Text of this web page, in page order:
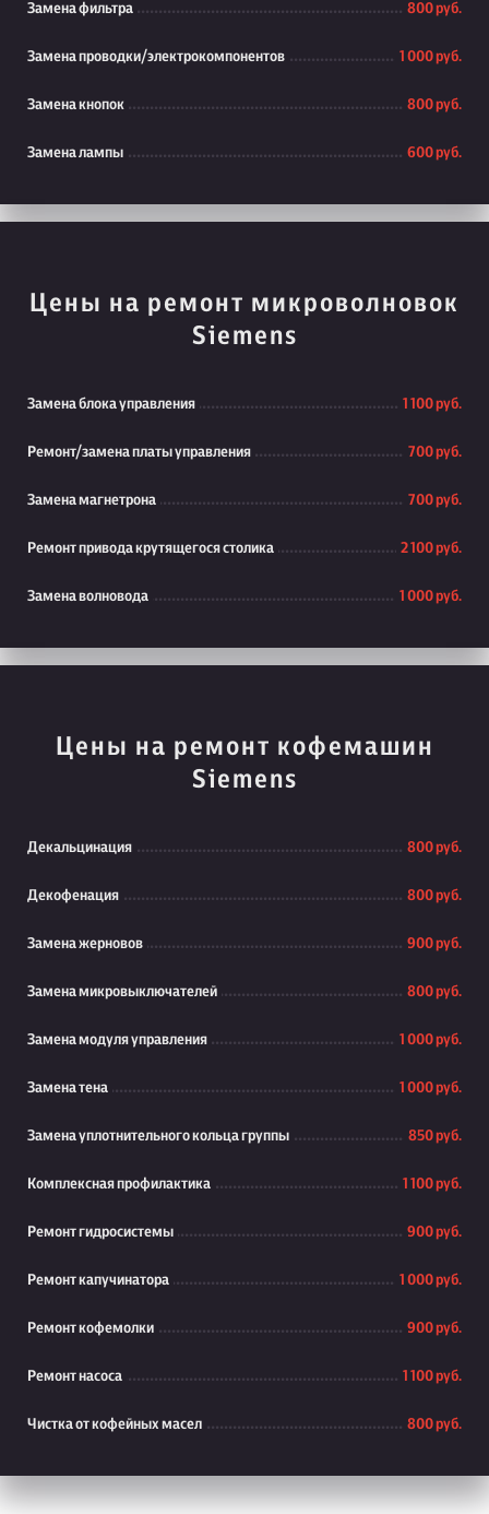
Замена фильтра 800 руб.
Замена проводки/электрокомпонентов 1 000 руб.
Замена кнопок 800 руб.
Замена лампы 600 руб.
Цены на ремонт микроволновок
Siemens
Замена блока управления 1 100 руб.
Ремонт/замена платы управления 700 руб.
Замена магнетрона 700 руб.
Ремонт привода крутящегося столика 2 100 руб.
Замена волновода 1 000 руб.
Цены на ремонт кофемашин
Siemens
Декальцинация 800 руб.
Декофенация 800 руб.
Замена жерновов 900 руб.
Замена микровыключателей 800 руб.
Замена модуля управления 1 000 руб.
Замена тена 1 000 руб.
Замена уплотнительного кольца группы 850 руб.
Комплексная профилактика 1 100 руб.
Ремонт гидросистемы 900 руб.
Ремонт капучинатора 1 000 руб.
Ремонт кофемолки 900 руб.
Ремонт насоса 1 100 руб.
Чистка от кофейных масел 800 руб.